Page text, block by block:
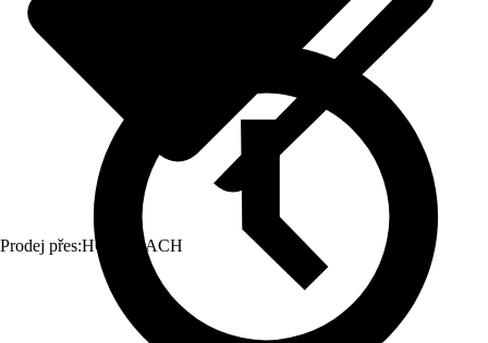
Prodej přes:HORNBACH